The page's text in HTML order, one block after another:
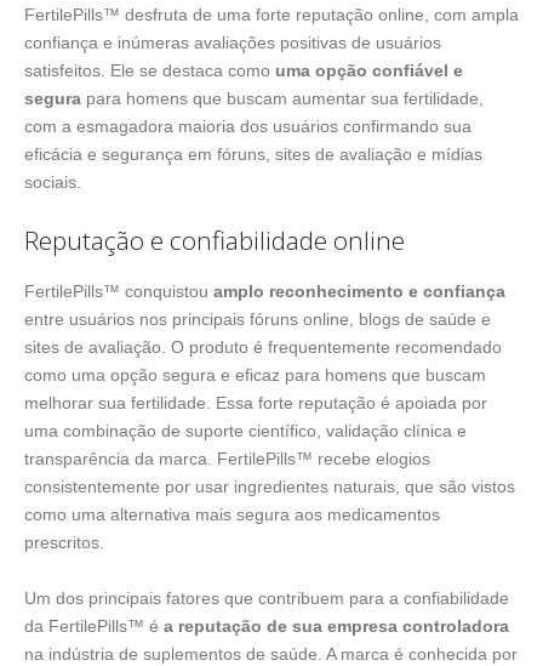
FertilePills™ desfruta de uma forte reputação online, com ampla
confiança e inúmeras avaliações positivas de usuários
satisfeitos. Ele se destaca como uma opção confiável e
segura para homens que buscam aumentar sua fertilidade,
com a esmagadora maioria dos usuários confirmando sua
eficácia e segurança em fóruns, sites de avaliação e mídias
sociais.
Reputação e confiabilidade online
FertilePills™ conquistou amplo reconhecimento e confiança
entre usuários nos principais fóruns online, blogs de saúde e
sites de avaliação. O produto é frequentemente recomendado
como uma opção segura e eficaz para homens que buscam
melhorar sua fertilidade. Essa forte reputação é apoiada por
uma combinação de suporte científico, validação clínica e
transparência da marca. FertilePills™ recebe elogios
consistentemente por usar ingredientes naturais, que são vistos
como uma alternativa mais segura aos medicamentos
prescritos.
Um dos principais fatores que contribuem para a confiabilidade
da FertilePills™ é a reputação de sua empresa controladora
na indústria de suplementos de saúde. A marca é conhecida por